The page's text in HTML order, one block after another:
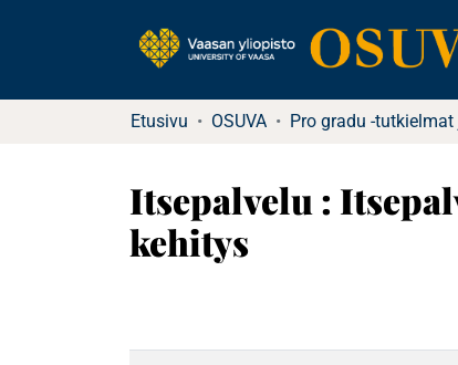
Etusivu OSUVA
Itsepalvelu :
kehitys